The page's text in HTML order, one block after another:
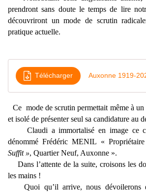
prendront sans doute le temps de lire
découvriront un mode de scrutin
pratique actuelle.
Télécharger
Ce mode de scrutin permettait même à
et isolé de présenter seul sa candidature au
Claudi a immortalisé en image ce
dénommé Frédéric MENIL «
Suffit », Quartier Neuf, Auxonne ».
Dans l’attente de la suite, croisons les
les mains !
Quoi qu’il arrive, nous dévoilerons